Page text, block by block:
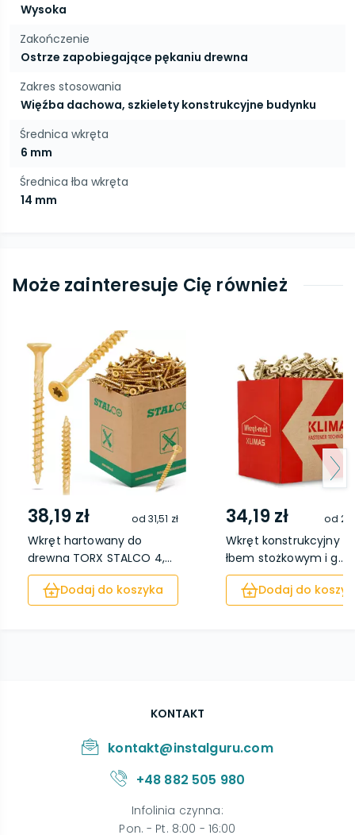
Wysoka
Zakończenie
Ostrze zapobiegające pękaniu drewna
Zakres stosowania
Więźba dachowa, szkielety konstrukcyjne budynku
Średnica wkręta
6 mm
Średnica łba wkręta
14 mm
Może zainteresuje Cię również
38,19 zł od 31,51 zł
Wkręt hartowany do
drewna TORX STALCO 4,...
Dodaj do koszyka
34,19 zł od
Wkręt konstrukcyjny z
łbem stożkowym i g...
Dodaj do
KONTAKT
kontakt@instalguru.com
+48 882 505 980
Infolinia czynna:
Pon. - Pt. 8:00 - 16:00